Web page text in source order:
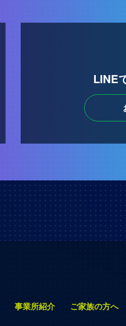
LINE
事業所紹介 ご家族の方へ